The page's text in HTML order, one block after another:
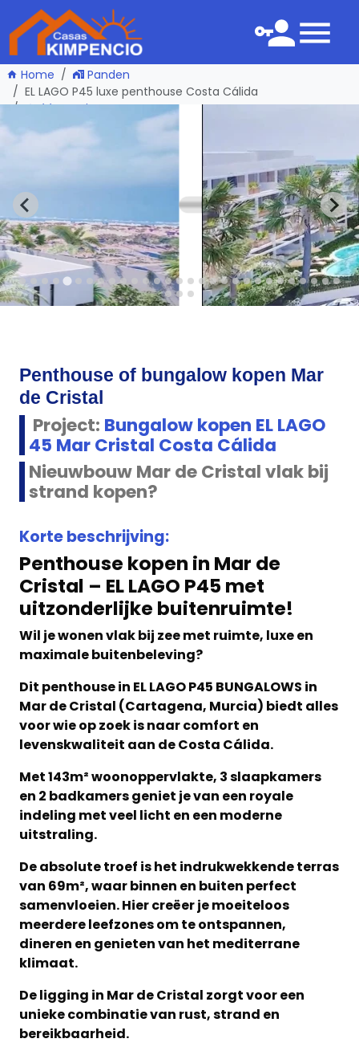
Home
Panden
EL LAGO P45 luxe penthouse Costa Cálida
één pagina terug
Penthouse of bungalow kopen Mar
de Cristal
Project: Bungalow kopen EL LAGO
45 Mar Cristal Costa Cálida
Nieuwbouw Mar de Cristal vlak bij
strand kopen?
Korte beschrijving:
Penthouse kopen in Mar de
Cristal – EL LAGO P45 met
uitzonderlijke buitenruimte!
Wil je wonen vlak bij zee met ruimte, luxe en
maximale buitenbeleving?
Dit penthouse in EL LAGO P45 BUNGALOWS in
Mar de Cristal (Cartagena, Murcia) biedt alles
voor wie op zoek is naar comfort en
levenskwaliteit aan de Costa Cálida.
Met 143m² woonoppervlakte, 3 slaapkamers
en 2 badkamers geniet je van een royale
indeling met veel licht en een moderne
uitstraling.
De absolute troef is het indrukwekkende terras
van 69m², waar binnen en buiten perfect
samenvloeien. Hier creëer je moeiteloos
meerdere leefzones om te ontspannen,
dineren en genieten van het mediterrane
klimaat.
De ligging in Mar de Cristal zorgt voor een
unieke combinatie van rust, strand en
bereikbaarheid.